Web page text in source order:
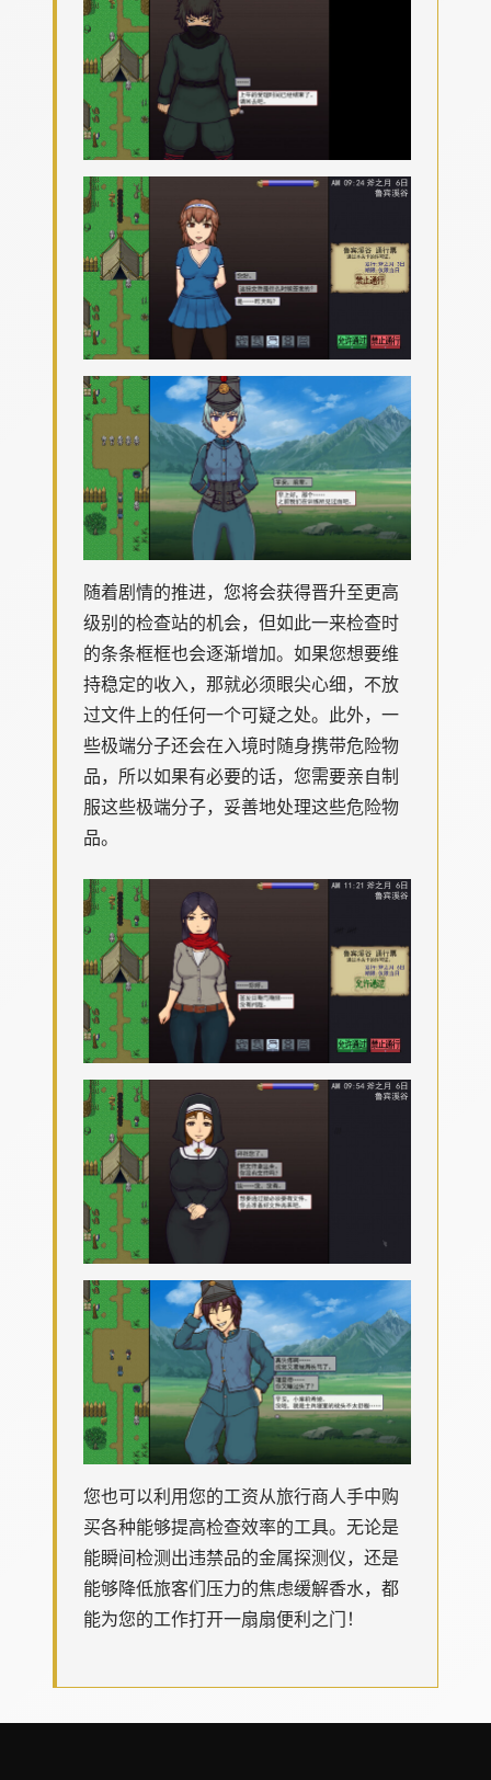
随着剧情的推进，您将会获得晋升至更高
级别的检查站的机会，但如此一来检查时
的条条框框也会逐渐增加。如果您想要维
持稳定的收入，那就必须眼尖心细，不放
过文件上的任何一个可疑之处。此外，一
些极端分子还会在入境时随身携带危险物
品，所以如果有必要的话，您需要亲自制
服这些极端分子，妥善地处理这些危险物
品。
您也可以利用您的工资从旅行商人手中购
买各种能够提高检查效率的工具。无论是
能瞬间检测出违禁品的金属探测仪，还是
能够降低旅客们压力的焦虑缓解香水，都
能为您的工作打开一扇扇便利之门！